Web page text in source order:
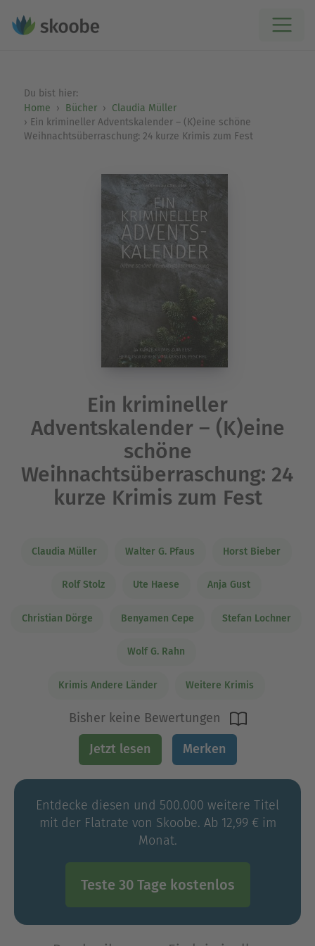
Du bist hier:
Home
Bücher
Claudia Müller
Ein krimineller Adventskalender – (K)eine schöne
Weihnachtsüberraschung: 24 kurze Krimis zum Fest
Ein krimineller
Adventskalender – (K)eine
schöne
Weihnachtsüberraschung: 24
kurze Krimis zum Fest
Claudia Müller Walter G. Pfaus Horst Bieber
Rolf Stolz Ute Haese Anja Gust
Christian Dörge Benyamen Cepe Stefan Lochner
Wolf G. Rahn
Krimis Andere Länder Weitere Krimis
Bisher keine Bewertungen
Jetzt lesen Merken
Entdecke diesen und 500.000 weitere Titel
mit der Flatrate von Skoobe. Ab 12,99 € im
Monat.
Teste 30 Tage kostenlos